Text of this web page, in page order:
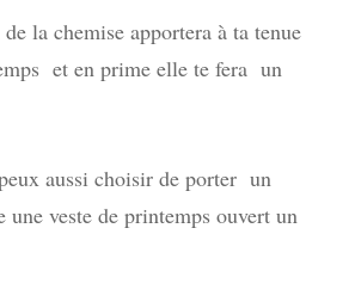
la chemise apportera à ta tenue
et en prime elle te fera un
aussi choisir de porter un
une veste de printemps ouvert un